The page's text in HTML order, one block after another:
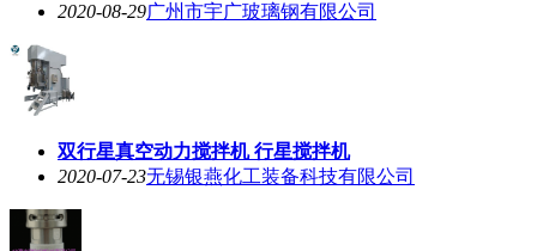
2020-08-29广州市宇广玻璃钢有限公司
双行星真空动力搅拌机 行星搅拌机
2020-07-23无锡银燕化工装备科技有限公司